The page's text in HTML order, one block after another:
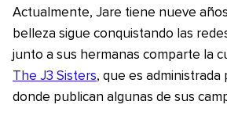
Actualmente, Jare tiene nueve
belleza sigue conquistando las
junto a sus hermanas comparte la
The J3 Sisters, que es administrada
donde publican algunas de sus